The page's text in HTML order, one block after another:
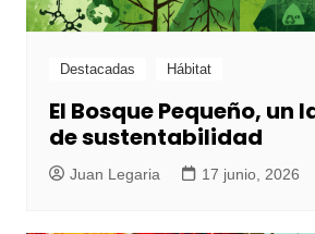
Destacadas Hábitat
El Bosque Pequeño,
de sustentabilidad
Juan Legaria 17 junio, 2026